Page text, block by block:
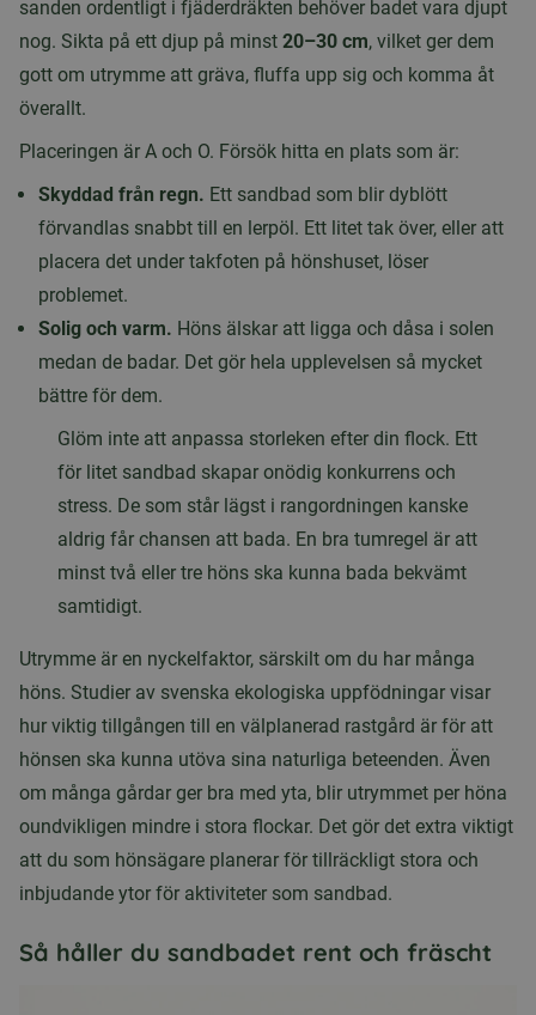
sanden ordentligt i fjäderdräkten behöver badet vara djupt
nog. Sikta på ett djup på minst 20–30 cm, vilket ger dem
gott om utrymme att gräva, fluffa upp sig och komma åt
överallt.
Placeringen är A och O. Försök hitta en plats som är:
Skyddad från regn. Ett sandbad som blir dyblött
förvandlas snabbt till en lerpöl. Ett litet tak över, eller att
placera det under takfoten på hönshuset, löser
problemet.
Solig och varm. Höns älskar att ligga och dåsa i solen
medan de badar. Det gör hela upplevelsen så mycket
bättre för dem.
Glöm inte att anpassa storleken efter din flock. Ett
för litet sandbad skapar onödig konkurrens och
stress. De som står lägst i rangordningen kanske
aldrig får chansen att bada. En bra tumregel är att
minst två eller tre höns ska kunna bada bekvämt
samtidigt.
Utrymme är en nyckelfaktor, särskilt om du har många
höns. Studier av svenska ekologiska uppfödningar visar
hur viktig tillgången till en välplanerad rastgård är för att
hönsen ska kunna utöva sina naturliga beteenden. Även
om många gårdar ger bra med yta, blir utrymmet per höna
oundvikligen mindre i stora flockar. Det gör det extra viktigt
att du som hönsägare planerar för tillräckligt stora och
inbjudande ytor för aktiviteter som sandbad.
Så håller du sandbadet rent och fräscht